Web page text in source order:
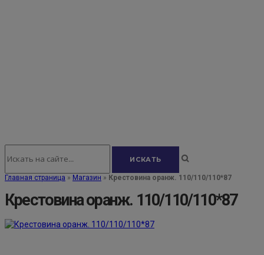
Главная страница » Магазин » Крестовина оранж. 110/110/110*87
Крестовина оранж. 110/110/110*87